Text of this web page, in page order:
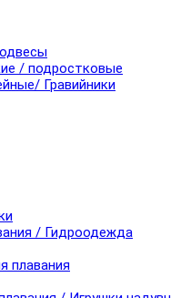
/ подростковые
Гравийники
/ Гидроодежда
плавания